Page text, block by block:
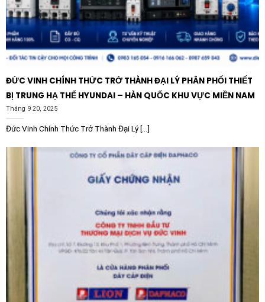
các sự cố do hỏng hóc rơ le, từ đó duy trì dây chuyền
sản xuất hoạt động liên tục.
Ngoài ra, giá thành cạnh tranh của sản phẩm so với các
cộng lớn, giúp doanh nghiệp tối ưu hóa chi phí đầu tư
thiết bị mà vẫn đảm bảo các tiêu chuẩn kỹ thuật quốc
tế IEC/EN khắt khe.
Ứng dụng thực tế của Rơ le trung gian
CHINT NXRC-22/Z 506929
Nhờ dải tính năng đa dạng, Rơ le trung gian CHINT
NXRC-22/Z 506929 nguồn 220V DC 2NO + 2NC chuẩn
được ứng dụng rộng rãi trong nhiều lĩnh vực:
Hệ thống điều khiển trung tâm:Sử dụng làm rơ le
đệm cho tín hiệu đầu ra của PLC, điều khiển các khởi
Hệ thống tòa nhà thông minh:Điều khiển hệ thống
chiếu sáng, quạt thông gió và các thiết bị phụ trợ
ĐỨC VINH CHÍNH THỨC TRỞ THÀNH ĐẠI LÝ PHÂN PHỐI THIẾT
BỊ TRUNG HẠ THẾ HYUNDAI – HÀN QUỐC KHU VỰC MIỀN NAM
Tháng 9 20, 2025
Đức Vinh Chính Thức Trở Thành Đại Lý [...]